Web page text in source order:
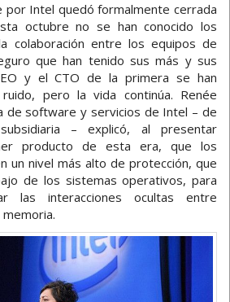
por Intel quedó formalmente cerrada
octubre no se han conocido los
colaboración entre los equipos de
que han tenido sus más y sus
y el CTO de la primera se han
pero la vida continúa. Renée
de software y servicios de Intel – de
– explicó, al presentar
producto de esta era, que los
un nivel más alto de protección, que
de los sistemas operativos, para
las interacciones ocultas entre